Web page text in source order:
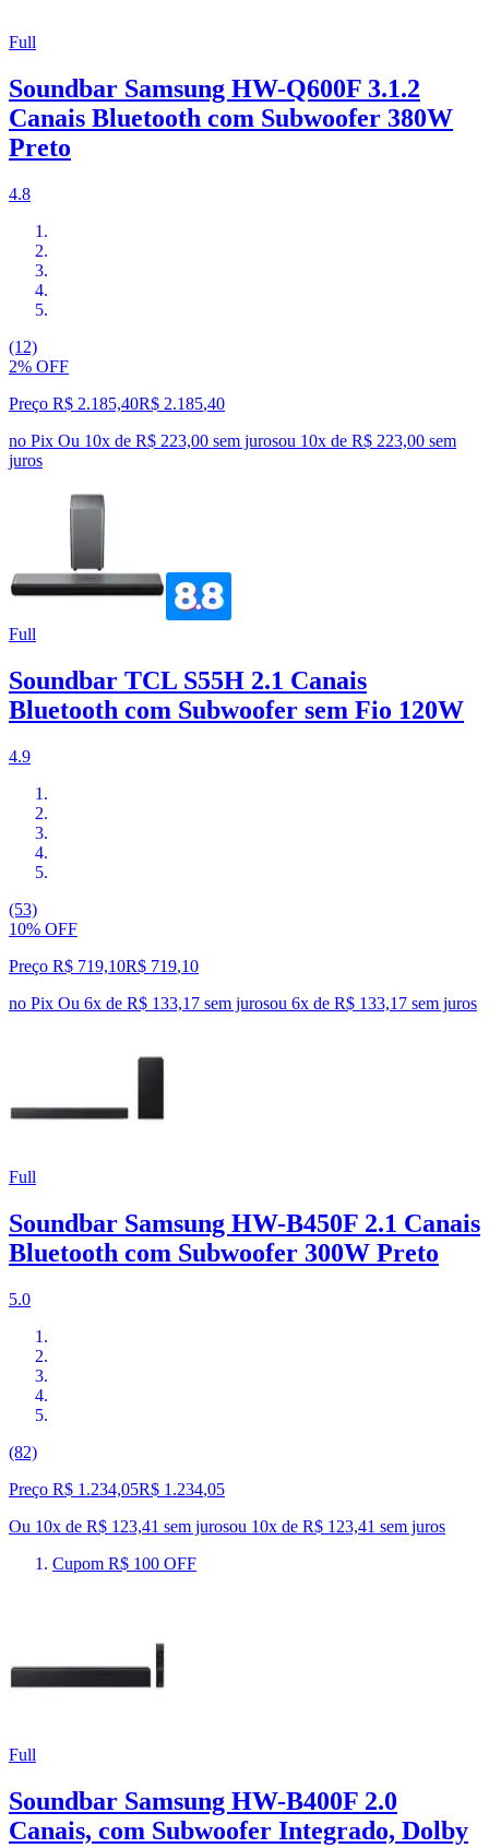
Full
Soundbar Samsung HW-Q600F 3.1.2
Canais Bluetooth com Subwoofer 380W
Preto
4.8
(12)
2% OFF
Preço R$ 2.185,40R$ 2.185,40
no Pix Ou 10x de R$ 223,00 sem jurosou 10x de R$ 223,00 sem
juros
Full
Soundbar TCL S55H 2.1 Canais
Bluetooth com Subwoofer sem Fio 120W
4.9
(53)
10% OFF
Preço R$ 719,10R$ 719,10
no Pix Ou 6x de R$ 133,17 sem jurosou 6x de R$ 133,17 sem juros
Full
Soundbar Samsung HW-B450F 2.1 Canais
Bluetooth com Subwoofer 300W Preto
5.0
(82)
Preço R$ 1.234,05R$ 1.234,05
Ou 10x de R$ 123,41 sem jurosou 10x de R$ 123,41 sem juros
Cupom R$ 100 OFF
Full
Soundbar Samsung HW-B400F 2.0
Canais, com Subwoofer Integrado, Dolby